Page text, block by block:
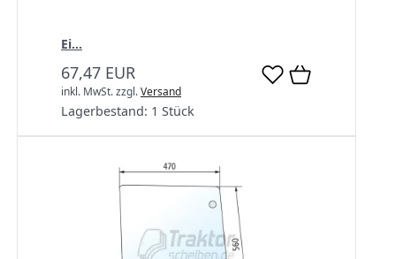
Ei...
67,47 EUR
inkl. MwSt.zzgl.Versand
Lagerbestand: 1 Stück